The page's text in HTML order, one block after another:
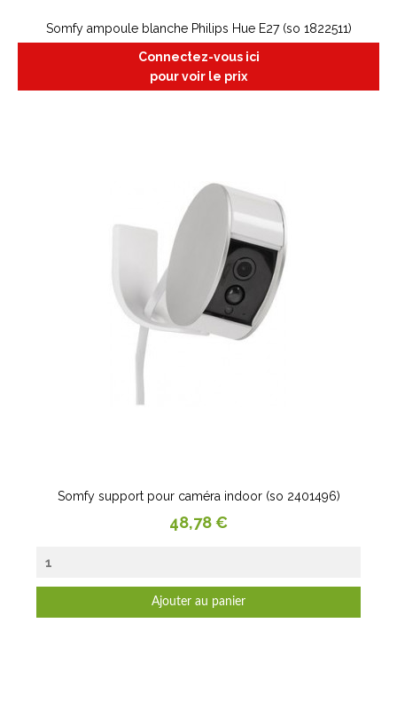
Somfy ampoule blanche Philips Hue E27 (so 1822511)
Connectez-vous ici
pour voir le prix
Somfy support pour caméra indoor (so 2401496)
Prix
48,78 €
Ajouter au panier